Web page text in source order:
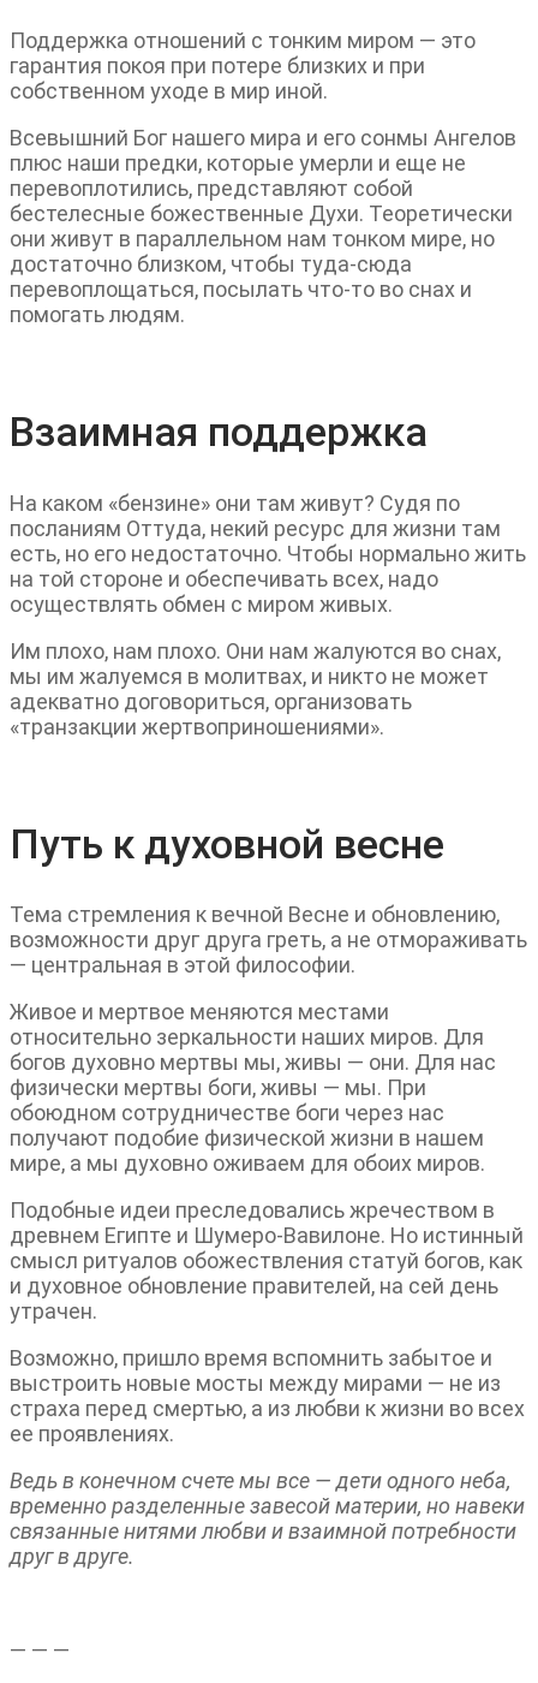
Поддержка отношений с тонким миром — это
гарантия покоя при потере близких и при
собственном уходе в мир иной.
Всевышний Бог нашего мира и его сонмы Ангелов
плюс наши предки, которые умерли и еще не
перевоплотились, представляют собой
бестелесные божественные Духи. Теоретически
они живут в параллельном нам тонком мире, но
достаточно близком, чтобы туда-сюда
перевоплощаться, посылать что-то во снах и
помогать людям.
Взаимная поддержка
На каком «бензине» они там живут? Судя по
посланиям Оттуда, некий ресурс для жизни там
есть, но его недостаточно. Чтобы нормально жить
на той стороне и обеспечивать всех, надо
осуществлять обмен с миром живых.
Им плохо, нам плохо. Они нам жалуются во снах,
мы им жалуемся в молитвах, и никто не может
адекватно договориться, организовать
«транзакции жертвоприношениями».
Путь к духовной весне
Тема стремления к вечной Весне и обновлению,
возможности друг друга греть, а не отмораживать
— центральная в этой философии.
Живое и мертвое меняются местами
относительно зеркальности наших миров. Для
богов духовно мертвы мы, живы — они. Для нас
физически мертвы боги, живы — мы. При
обоюдном сотрудничестве боги через нас
получают подобие физической жизни в нашем
мире, а мы духовно оживаем для обоих миров.
Подобные идеи преследовались жречеством в
древнем Египте и Шумеро-Вавилоне. Но истинный
смысл ритуалов обожествления статуй богов, как
и духовное обновление правителей, на сей день
утрачен.
Возможно, пришло время вспомнить забытое и
выстроить новые мосты между мирами — не из
страха перед смертью, а из любви к жизни во всех
ее проявлениях.
Ведь в конечном счете мы все — дети одного неба,
временно разделенные завесой материи, но навеки
связанные нитями любви и взаимной потребности
друг в друге.
— — —